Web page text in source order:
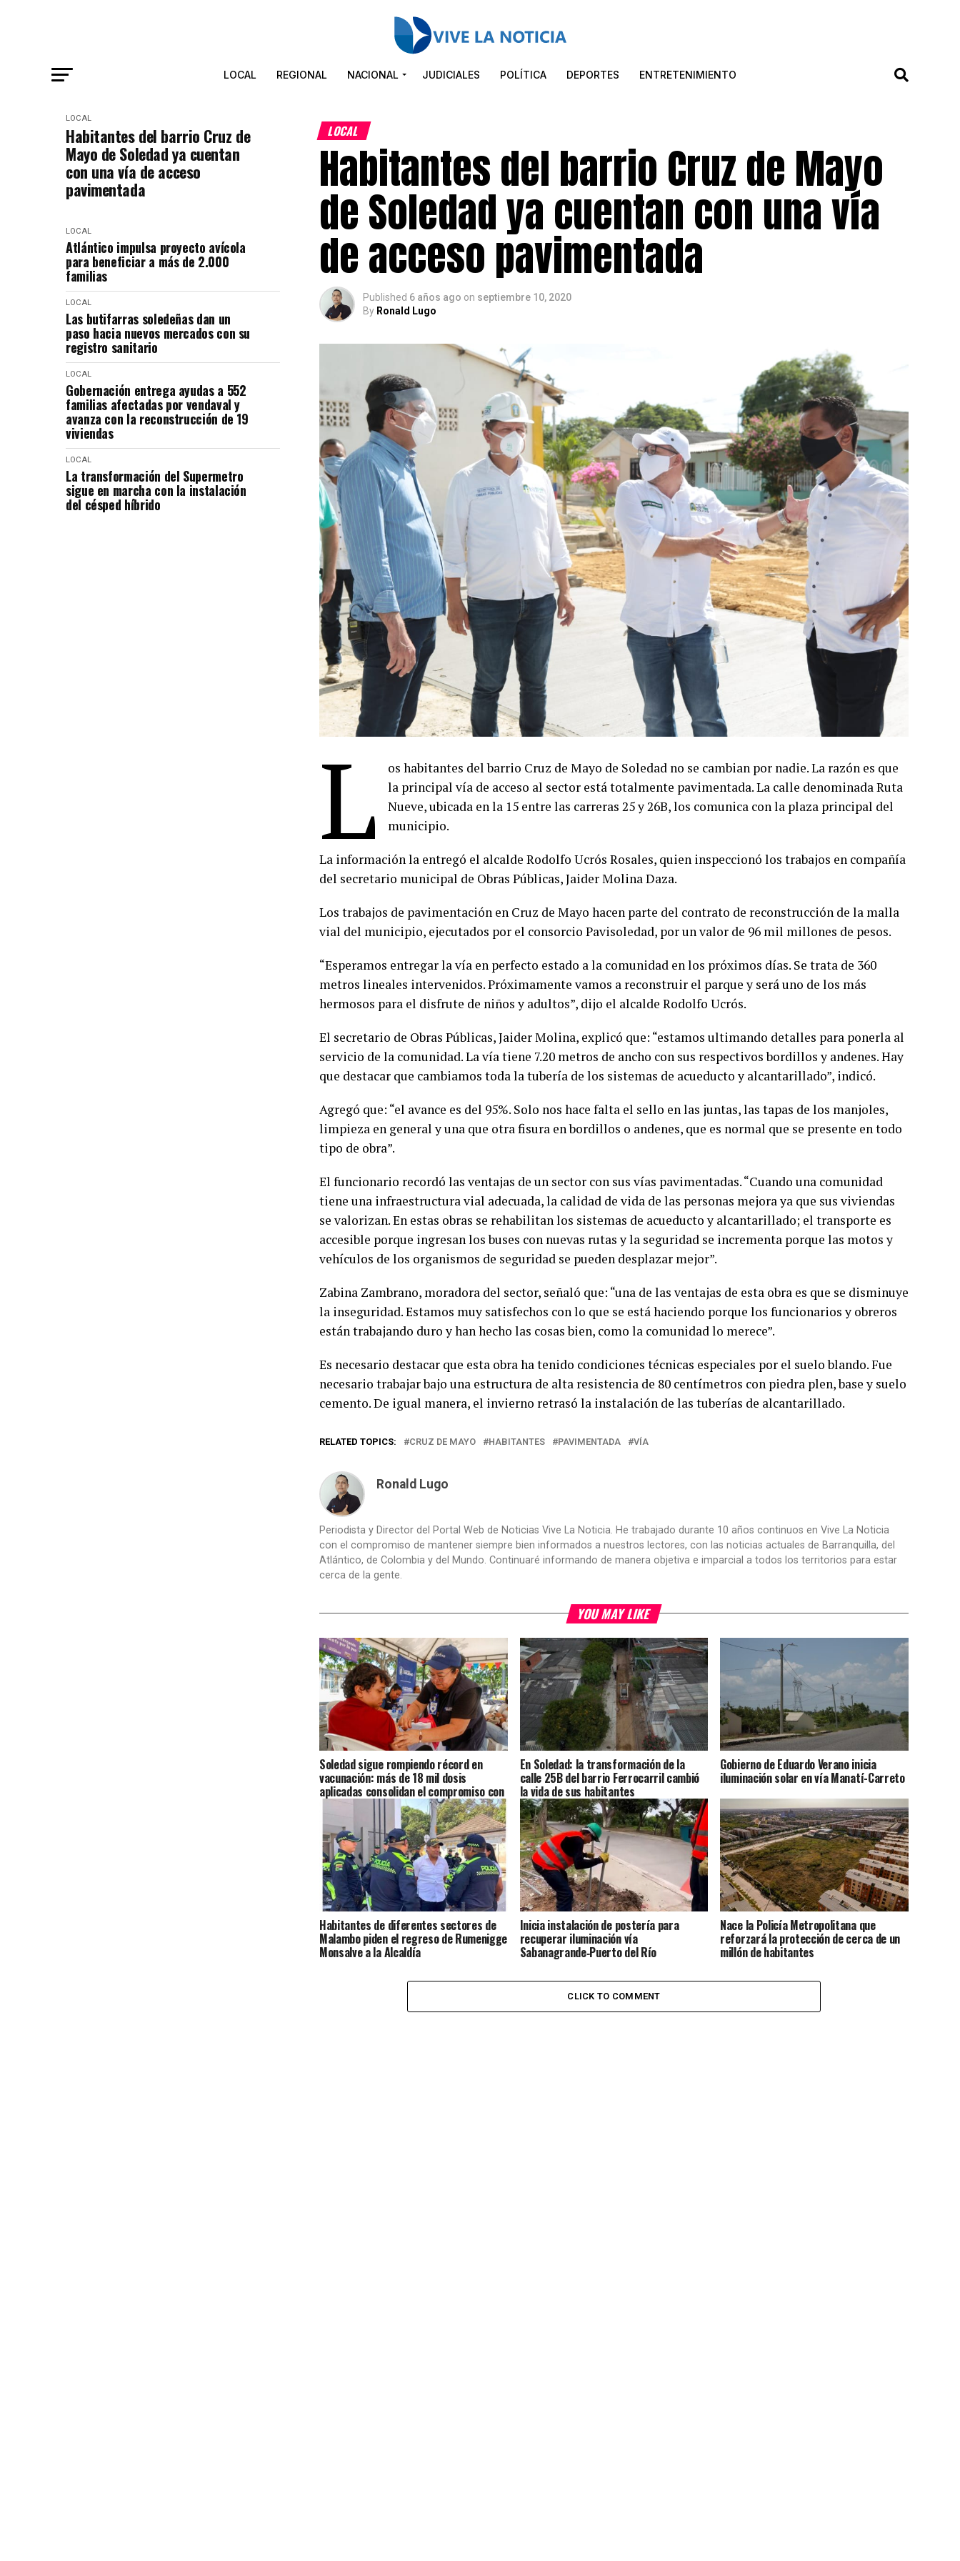
LOCAL REGIONAL NACIONAL JUDICIALES POLÍTICA DEPORTES ENTRETENIMIENTO
LOCAL
Habitantes del barrio Cruz de
Mayo de Soledad ya cuentan
con una vía de acceso
pavimentada
LOCAL
Atlántico impulsa proyecto avícola
para beneficiar a más de 2.000
familias
LOCAL
Las butifarras soledeñas dan un
paso hacia nuevos mercados con su
registro sanitario
LOCAL
Gobernación entrega ayudas a 552
familias afectadas por vendaval y
avanza con la reconstrucción de 19
viviendas
LOCAL
La transformación del Supermetro
sigue en marcha con la instalación
del césped híbrido
LOCAL
Habitantes del barrio Cruz de Mayo
de Soledad ya cuentan con una vía
de acceso pavimentada
Published 6 años ago on septiembre 10, 2020
By Ronald Lugo
L
os habitantes del barrio Cruz de Mayo de Soledad no se cambian por nadie. La razón es que
la principal vía de acceso al sector está totalmente pavimentada. La calle denominada Ruta
Nueve, ubicada en la 15 entre las carreras 25 y 26B, los comunica con la plaza principal del
municipio.
La información la entregó el alcalde Rodolfo Ucrós Rosales, quien inspeccionó los trabajos en compañía
del secretario municipal de Obras Públicas, Jaider Molina Daza.
Los trabajos de pavimentación en Cruz de Mayo hacen parte del contrato de reconstrucción de la malla
vial del municipio, ejecutados por el consorcio Pavisoledad, por un valor de 96 mil millones de pesos.
“Esperamos entregar la vía en perfecto estado a la comunidad en los próximos días. Se trata de 360
metros lineales intervenidos. Próximamente vamos a reconstruir el parque y será uno de los más
hermosos para el disfrute de niños y adultos”, dijo el alcalde Rodolfo Ucrós.
El secretario de Obras Públicas, Jaider Molina, explicó que: “estamos ultimando detalles para ponerla al
servicio de la comunidad. La vía tiene 7.20 metros de ancho con sus respectivos bordillos y andenes. Hay
que destacar que cambiamos toda la tubería de los sistemas de acueducto y alcantarillado”, indicó.
Agregó que: “el avance es del 95%. Solo nos hace falta el sello en las juntas, las tapas de los manjoles,
limpieza en general y una que otra fisura en bordillos o andenes, que es normal que se presente en todo
tipo de obra”.
El funcionario recordó las ventajas de un sector con sus vías pavimentadas. “Cuando una comunidad
tiene una infraestructura vial adecuada, la calidad de vida de las personas mejora ya que sus viviendas
se valorizan. En estas obras se rehabilitan los sistemas de acueducto y alcantarillado; el transporte es
accesible porque ingresan los buses con nuevas rutas y la seguridad se incrementa porque las motos y
vehículos de los organismos de seguridad se pueden desplazar mejor”.
Zabina Zambrano, moradora del sector, señaló que: “una de las ventajas de esta obra es que se disminuye
la inseguridad. Estamos muy satisfechos con lo que se está haciendo porque los funcionarios y obreros
están trabajando duro y han hecho las cosas bien, como la comunidad lo merece”.
Es necesario destacar que esta obra ha tenido condiciones técnicas especiales por el suelo blando. Fue
necesario trabajar bajo una estructura de alta resistencia de 80 centímetros con piedra plen, base y suelo
cemento. De igual manera, el invierno retrasó la instalación de las tuberías de alcantarillado.
RELATED TOPICS: CRUZ DE MAYO HABITANTES PAVIMENTADA VÍA
Ronald Lugo
Periodista y Director del Portal Web de Noticias Vive La Noticia. He trabajado durante 10 años continuos en Vive La Noticia
con el compromiso de mantener siempre bien informados a nuestros lectores, con las noticias actuales de Barranquilla, del
Atlántico, de Colombia y del Mundo. Continuaré informando de manera objetiva e imparcial a todos los territorios para estar
cerca de la gente.
YOU MAY LIKE
Soledad sigue rompiendo récord en
vacunación: más de 18 mil dosis
aplicadas consolidan el compromiso con
la salud de sus habitantes
En Soledad: la transformación de la
calle 25B del barrio Ferrocarril cambió
la vida de sus habitantes
Gobierno de Eduardo Verano inicia
iluminación solar en vía Manatí-Carreto
Habitantes de diferentes sectores de
Malambo piden el regreso de Rumenigge
Monsalve a la Alcaldía
Inicia instalación de postería para
recuperar iluminación vía
Sabanagrande‑Puerto del Río
Nace la Policía Metropolitana que
reforzará la protección de cerca de un
millón de habitantes
CLICK TO COMMENT